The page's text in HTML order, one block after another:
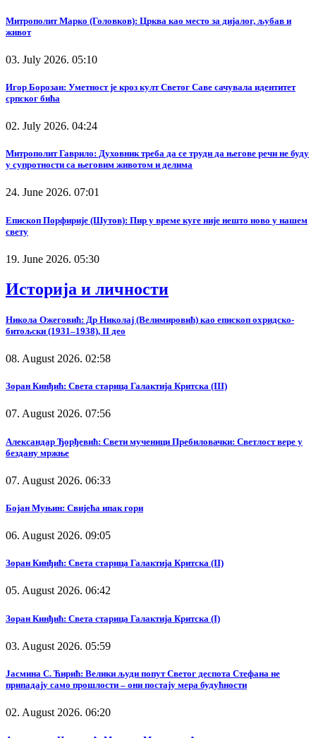
Митрополит Марко (Головков): Црква као место за дијалог, љубав и
живот
03. July 2026. 05:10
Игор Борозан: Уметност је кроз култ Светог Саве сачувала идентитет
српског бића
02. July 2026. 04:24
Митрополит Гаврило: Духовник треба да се труди да његове речи не буду
у супротности са његовим животом и делима
24. June 2026. 07:01
Епископ Порфирије (Шутов): Пир у време куге није нешто ново у нашем
свету
19. June 2026. 05:30
Историја и личности
Никола Ожеговић: Др Николај (Велимировић) као епископ охридско-
битољски (1931–1938), II део
08. August 2026. 02:58
Зоран Кинђић: Света старица Галактија Критска (III)
07. August 2026. 07:56
Александар Ђорђевић: Свети мученици Пребиловачки: Светлост вере у
бездану мржње
07. August 2026. 06:33
Бојан Муњин: Свијећа ипак гори
06. August 2026. 09:05
Зоран Кинђић: Света старица Галактија Критска (II)
05. August 2026. 06:42
Зоран Кинђић: Света старица Галактија Критска (I)
03. August 2026. 05:59
Јасмина С. Ћирић: Велики људи попут Светог деспота Стефана не
припадају само прошлости – они постају мера будућности
02. August 2026. 06:20